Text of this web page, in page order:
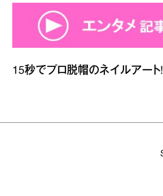
15秒でプロ脱帽のネイルアー